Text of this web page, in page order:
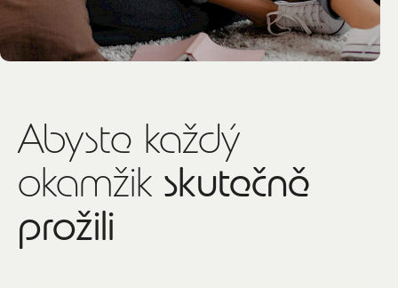
Abyste každý
okamžik skutečně
prožili